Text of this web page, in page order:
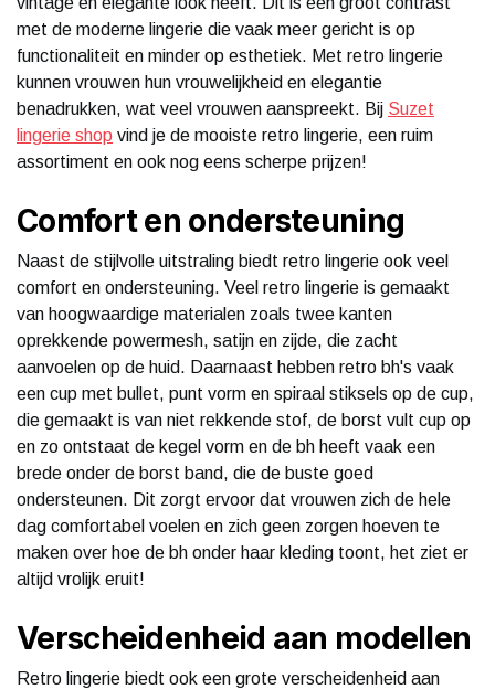
met de moderne lingerie die vaak meer gericht is op
functionaliteit en minder op esthetiek. Met retro lingerie
kunnen vrouwen hun vrouwelijkheid en elegantie
benadrukken, wat veel vrouwen aanspreekt. Bij Suzet
lingerie shop vind je de mooiste retro lingerie, een ruim
assortiment en ook nog eens scherpe prijzen!
Comfort en ondersteuning
Naast de stijlvolle uitstraling biedt retro lingerie ook veel
comfort en ondersteuning. Veel retro lingerie is gemaakt
van hoogwaardige materialen zoals twee kanten
oprekkende powermesh, satijn en zijde, die zacht
aanvoelen op de huid. Daarnaast hebben retro bh's vaak
een cup met bullet, punt vorm en spiraal stiksels op de cup,
die gemaakt is van niet rekkende stof, de borst vult cup op
en zo ontstaat de kegel vorm en de bh heeft vaak een
brede onder de borst band, die de buste goed
ondersteunen. Dit zorgt ervoor dat vrouwen zich de hele
dag comfortabel voelen en zich geen zorgen hoeven te
maken over hoe de bh onder haar kleding toont, het ziet er
altijd vrolijk eruit!
Verscheidenheid aan modellen
Retro lingerie biedt ook een grote verscheidenheid aan